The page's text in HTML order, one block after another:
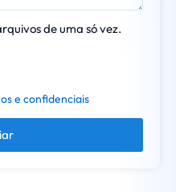
de uma só vez.
e confidenciais